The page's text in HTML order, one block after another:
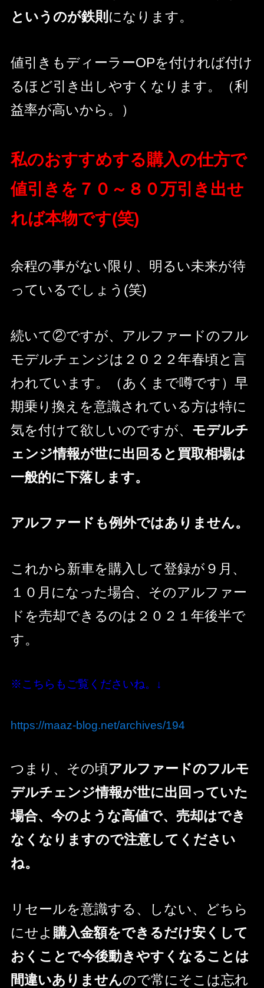
というのが鉄則 になります。
値引きもディーラーOPを付ければ付け
るほど引き出しやすくなります。（利
益率が高いから。）
私のおすすめする購入の仕方で
値引きを７０～８０万引き出せ
れば本物です(笑)
余程の事がない限り、明るい未来が待
っているでしょう(笑)
続いて②ですが、アルファードのフル
モデルチェンジは２０２２年春頃と言
われています。（あくまで噂です）早
期乗り換えを意識されている方は特に
気を付けて欲しいのですが、 モデルチ
ェンジ情報が世に出回ると買取相場は
一般的に下落します。
アルファードも例外ではありません。
これから新車を購入して登録が９月、
１０月になった場合、そのアルファー
ドを売却できるのは２０２１年後半で
す。
※こちらもご覧くださいね。↓
https://maaz-blog.net/archives/194
つまり、その頃アルファードのフルモ
デルチェンジ情報が世に出回っていた
場合、今のような高値で、売却はでき
なくなりますので注意してください
ね。
リセールを意識する、しない、どちら
にせよ 購入金額をできるだけ安くして
おくことで今後動きやすくなることは
間違いありませんので常にそこは忘れ